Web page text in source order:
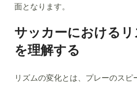
面となります。
サッカーにおける
を理解する
リズムの変化とは、プレーのスピ